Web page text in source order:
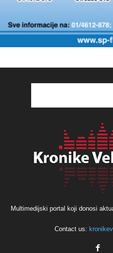
Multimedijski portal koji donosi
Contact us: